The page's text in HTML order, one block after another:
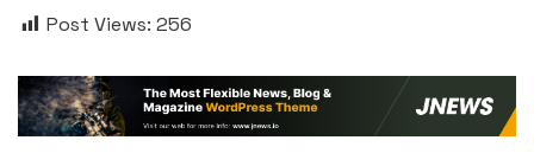
Post Views: 256